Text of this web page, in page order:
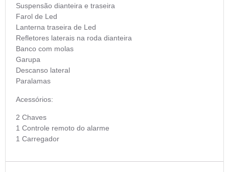
Suspensão dianteira e traseira
Farol de Led
Lanterna traseira de Led
Refletores laterais na roda dianteira
Banco com molas
Garupa
Descanso lateral
Paralamas
Acessórios:
2 Chaves
1 Controle remoto do alarme
1 Carregador